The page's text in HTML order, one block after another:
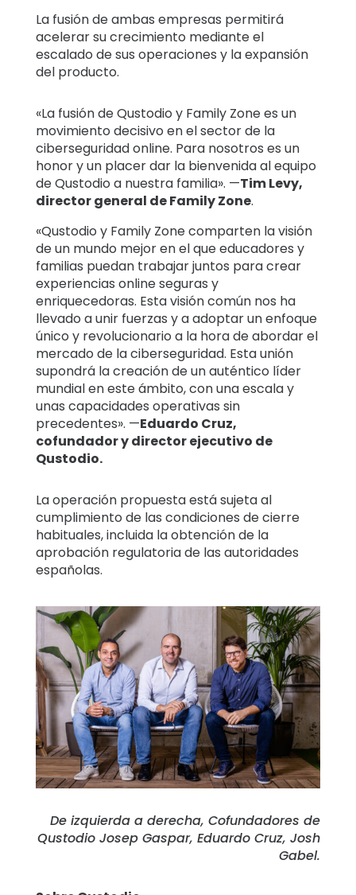
La fusión de ambas empresas permitirá
acelerar su crecimiento mediante el
escalado de sus operaciones y la expansión
del producto.
«La fusión de Qustodio y Family Zone es un
movimiento decisivo en el sector de la
ciberseguridad online. Para nosotros es un
honor y un placer dar la bienvenida al equipo
de Qustodio a nuestra familia». —Tim Levy,
director general de Family Zone.
«Qustodio y Family Zone comparten la visión
de un mundo mejor en el que educadores y
familias puedan trabajar juntos para crear
experiencias online seguras y
enriquecedoras. Esta visión común nos ha
llevado a unir fuerzas y a adoptar un enfoque
único y revolucionario a la hora de abordar el
mercado de la ciberseguridad. Esta unión
supondrá la creación de un auténtico líder
mundial en este ámbito, con una escala y
unas capacidades operativas sin
precedentes». —Eduardo Cruz,
cofundador y director ejecutivo de
Qustodio.
La operación propuesta está sujeta al
cumplimiento de las condiciones de cierre
habituales, incluida la obtención de la
aprobación regulatoria de las autoridades
españolas.
De izquierda a derecha, Cofundadores de
Qustodio Josep Gaspar, Eduardo Cruz, Josh
Gabel.